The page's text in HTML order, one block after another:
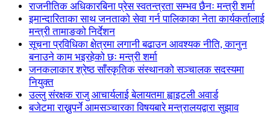
राजनीतिक अधिकारबिना प्रेस स्वतन्त्रता सम्भव छैनः मन्त्री शर्मा
इमान्दारिताका साथ जनताकाे सेवा गर्न पालिकाका नेता कार्यकर्तालाई
मन्त्री तामाङको निर्देशन
सूचना प्रविधिका क्षेत्रमा लगानी बढाउन आवश्यक नीति, कानुन
बनाउने काम भइरहेको छः मन्त्री शर्मा
जनकलाकार श्रेष्ठ साँस्कृतिक संस्थानको सञ्चालक सदस्यमा
नियुक्त
उल्लु संरक्षक राजु आचार्यलाई बेलायतमा ह्वाइटली अवार्ड
बजेटमा राख्नुपर्ने आमसञ्चारका विषयबारे मन्त्रालयद्वारा सुझाव